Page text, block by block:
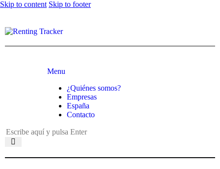
Skip to content Skip to footer
Menu
¿Quiénes somos?
Empresas
España
Contacto